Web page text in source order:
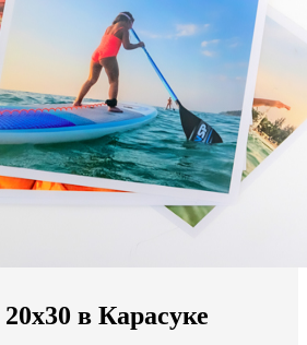
миру
в Карасуке